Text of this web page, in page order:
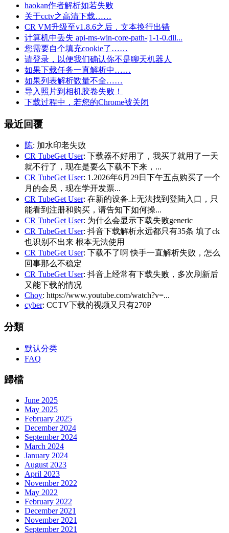
haokan作者解析如若失败
关于cctv之高清下载……
CR VM升级至v1.8.6之后，文本换行出错
计算机中丢失 api-ms-win-core-path-|1-1-0.dll...
您需要自个填充cookie了……
请登录，以便我们确认你不是聊天机器人
如果下载任务一直解析中……
如果列表解析数量不全……
导入照片到相机胶卷失败！
下载过程中，若您的Chrome被关闭
最近回覆
陈: 加水印老失败
CR TubeGet User: 下载器不好用了，我买了就用了一天
就不行了，现在是要么下载不下来，...
CR TubeGet User: 1.2026年6月29日下午五点购买了一个
月的会员，现在学开发票...
CR TubeGet User: 在新的设备上无法找到登陆入口，只
能看到注册和购买，请告知下如何操...
CR TubeGet User: 为什么会显示下载失败generic
CR TubeGet User: 抖音下载解析永远都只有35条 填了ck
也识别不出来 根本无法使用
CR TubeGet User: 下载不了啊 快手一直解析失败，怎么
回事那么不稳定
CR TubeGet User: 抖音上经常有下载失败，多次刷新后
又能下载的情况
Choy: https://www.youtube.com/watch?v=...
cyber: CCTV下载的视频又只有270P
分類
默认分类
FAQ
歸檔
June 2025
May 2025
February 2025
December 2024
September 2024
March 2024
January 2024
August 2023
April 2023
November 2022
May 2022
February 2022
December 2021
November 2021
September 2021